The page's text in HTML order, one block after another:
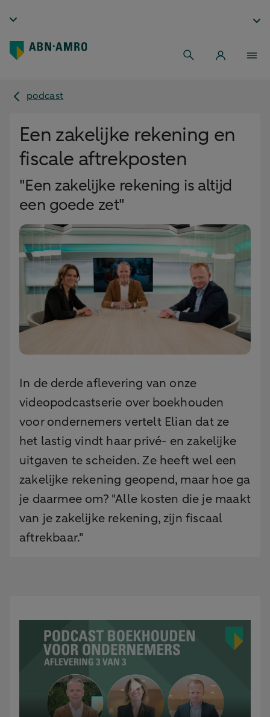
podcast
Een zakelijke rekening en
fiscale aftrekposten
"Een zakelijke rekening is altijd
een goede zet"
In de derde aflevering van onze
videopodcastserie over boekhouden
voor ondernemers vertelt Elian dat ze
het lastig vindt haar privé- en zakelijke
uitgaven te scheiden. Ze heeft wel een
zakelijke rekening geopend, maar hoe ga
je daarmee om? "Alle kosten die je maakt
van je zakelijke rekening, zijn fiscaal
aftrekbaar."